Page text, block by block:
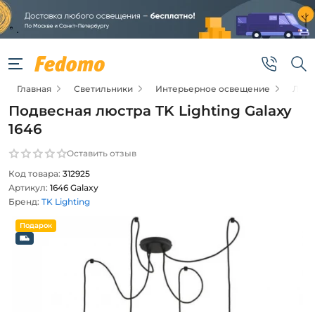
Главная Светильники Интерьерное освещение
Подвесная люстра TK Lighting Galaxy
1646
Оставить отзыв
Код товара: 312925
Артикул: 1646 Galaxy
Бренд: TK Lighting